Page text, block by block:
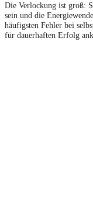
Die Verlockung ist groß:
sein und die
häufigsten Fehler bei
für dauerhaften Erfolg